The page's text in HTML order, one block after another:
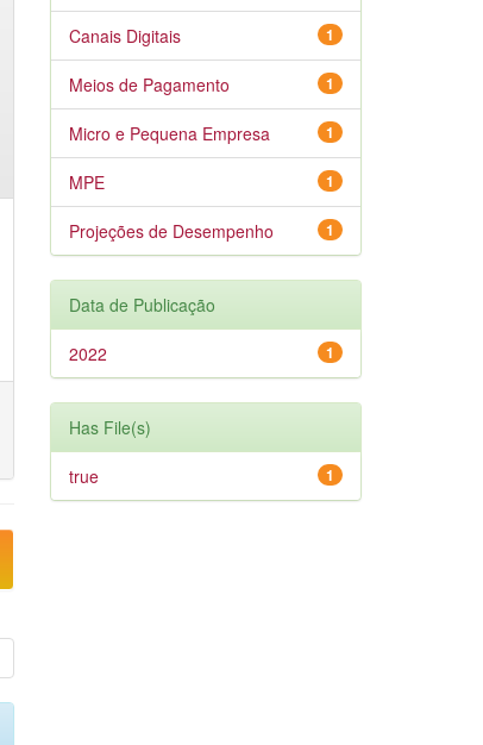
1
Canais Digitais
1
Meios de Pagamento
1
Micro e Pequena Empresa
1
MPE
1
Projeções de Desempenho
Data de Publicação
1
2022
Has File(s)
1
true